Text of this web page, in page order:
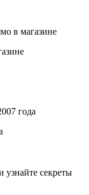
секреты